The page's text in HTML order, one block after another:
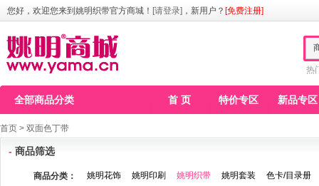
您好，欢迎您来到姚明织带官方商城！ [请登录] ，新用户？ [免费注册]
热
全部商品分类 首 页 特价专区 新品专区
首页 > 双面色丁带
- 商品筛选
商品分类： 姚明花饰 姚明印刷 姚明织带 姚明套装 色卡/目录册